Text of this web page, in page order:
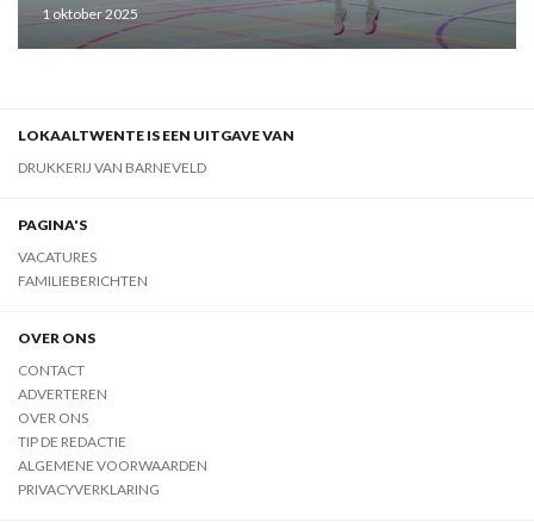
1 oktober 2025
LOKAALTWENTE IS EEN UITGAVE VAN
DRUKKERIJ VAN BARNEVELD
PAGINA'S
VACATURES
FAMILIEBERICHTEN
OVER ONS
CONTACT
ADVERTEREN
OVER ONS
TIP DE REDACTIE
ALGEMENE VOORWAARDEN
PRIVACYVERKLARING